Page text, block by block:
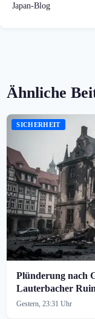
Japan-Blog
Ähnliche
SICHERHEIT
Plünderung nach
Lauterbacher
Gestern, 23:31 Uhr